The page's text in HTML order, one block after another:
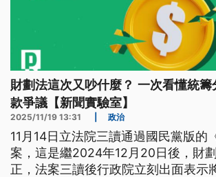
財劃法這次又吵什麼？ 一次看懂統籌
款爭議【新聞實驗室】
2025/11/19 13:31 政治
11月14日立法院三讀通過國民黨版的
案，這是繼2024年12月20日後，財
正，法案三讀後行政院立刻出面表示